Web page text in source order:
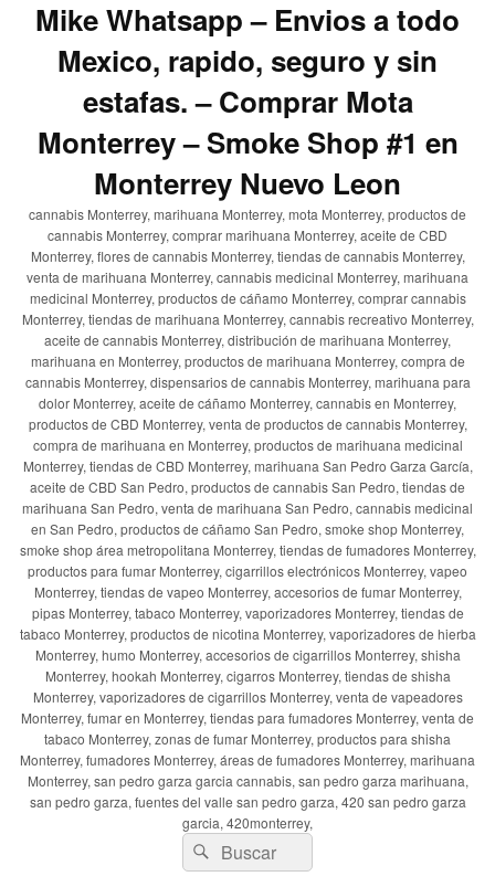
Mike Whatsapp – Envios a todo
Mexico, rapido, seguro y sin
estafas. – Comprar Mota
Monterrey – Smoke Shop #1 en
Monterrey Nuevo Leon
cannabis Monterrey, marihuana Monterrey, mota Monterrey, productos de
cannabis Monterrey, comprar marihuana Monterrey, aceite de CBD
Monterrey, flores de cannabis Monterrey, tiendas de cannabis Monterrey,
venta de marihuana Monterrey, cannabis medicinal Monterrey, marihuana
medicinal Monterrey, productos de cáñamo Monterrey, comprar cannabis
Monterrey, tiendas de marihuana Monterrey, cannabis recreativo Monterrey,
aceite de cannabis Monterrey, distribución de marihuana Monterrey,
marihuana en Monterrey, productos de marihuana Monterrey, compra de
cannabis Monterrey, dispensarios de cannabis Monterrey, marihuana para
dolor Monterrey, aceite de cáñamo Monterrey, cannabis en Monterrey,
productos de CBD Monterrey, venta de productos de cannabis Monterrey,
compra de marihuana en Monterrey, productos de marihuana medicinal
Monterrey, tiendas de CBD Monterrey, marihuana San Pedro Garza García,
aceite de CBD San Pedro, productos de cannabis San Pedro, tiendas de
marihuana San Pedro, venta de marihuana San Pedro, cannabis medicinal
en San Pedro, productos de cáñamo San Pedro, smoke shop Monterrey,
smoke shop área metropolitana Monterrey, tiendas de fumadores Monterrey,
productos para fumar Monterrey, cigarrillos electrónicos Monterrey, vapeo
Monterrey, tiendas de vapeo Monterrey, accesorios de fumar Monterrey,
pipas Monterrey, tabaco Monterrey, vaporizadores Monterrey, tiendas de
tabaco Monterrey, productos de nicotina Monterrey, vaporizadores de hierba
Monterrey, humo Monterrey, accesorios de cigarrillos Monterrey, shisha
Monterrey, hookah Monterrey, cigarros Monterrey, tiendas de shisha
Monterrey, vaporizadores de cigarrillos Monterrey, venta de vapeadores
Monterrey, fumar en Monterrey, tiendas para fumadores Monterrey, venta de
tabaco Monterrey, zonas de fumar Monterrey, productos para shisha
Monterrey, fumadores Monterrey, áreas de fumadores Monterrey, marihuana
Monterrey, san pedro garza garcia cannabis, san pedro garza marihuana,
san pedro garza, fuentes del valle san pedro garza, 420 san pedro garza
garcia, 420monterrey,
Buscar
por:
Buscar